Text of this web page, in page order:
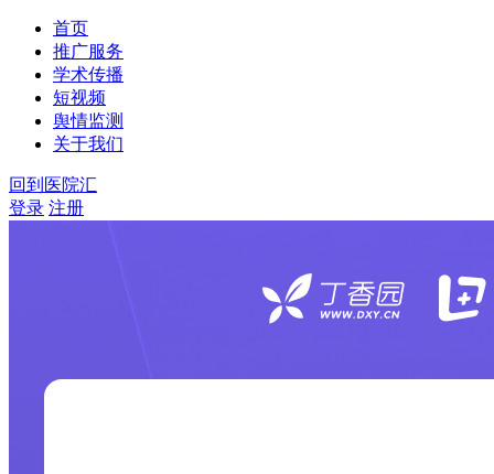
首页
推广服务
学术传播
短视频
舆情监测
关于我们
回到医院汇
登录 注册